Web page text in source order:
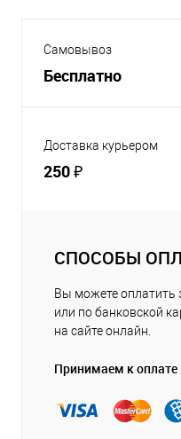
Самовывоз
Бесплатно
Доставка курьером
250 ₽
СПОСОБЫ
Вы можете оплатить
или по банковской
на сайте онлайн.
Принимаем к оплате